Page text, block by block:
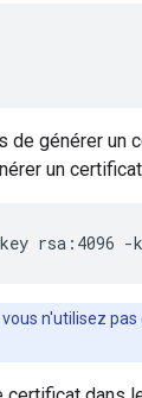
générer un
un
rsa:4096
vous n'utilisez